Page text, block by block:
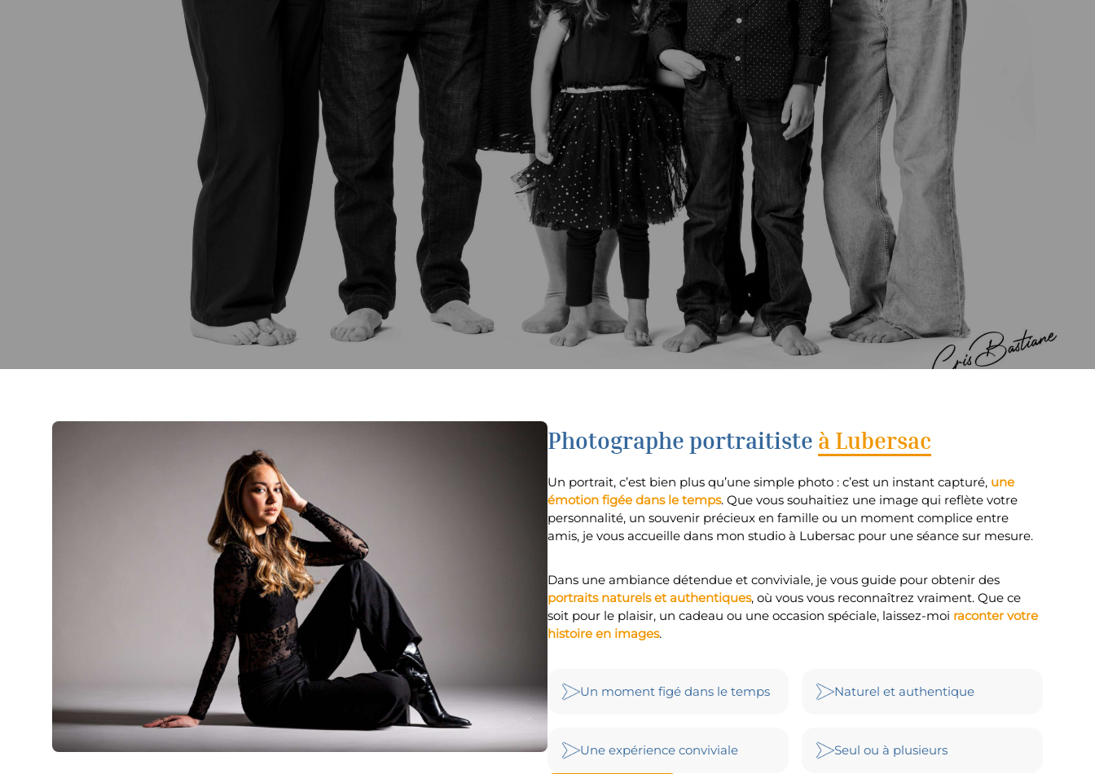
Photographe portraitiste à Lubersac
Un portrait, c’est bien plus qu’une simple photo : c’est un instant capturé, une
émotion figée dans le temps. Que vous souhaitiez une image qui reflète votre
personnalité, un souvenir précieux en famille ou un moment complice entre
amis, je vous accueille dans mon studio à Lubersac pour une séance sur mesure.
Dans une ambiance détendue et conviviale, je vous guide pour obtenir des
portraits naturels et authentiques, où vous vous reconnaîtrez vraiment. Que ce
soit pour le plaisir, un cadeau ou une occasion spéciale, laissez-moi raconter votre
histoire en images.
Un moment figé dans le temps Naturel et authentique
Une expérience conviviale Seul ou à plusieurs